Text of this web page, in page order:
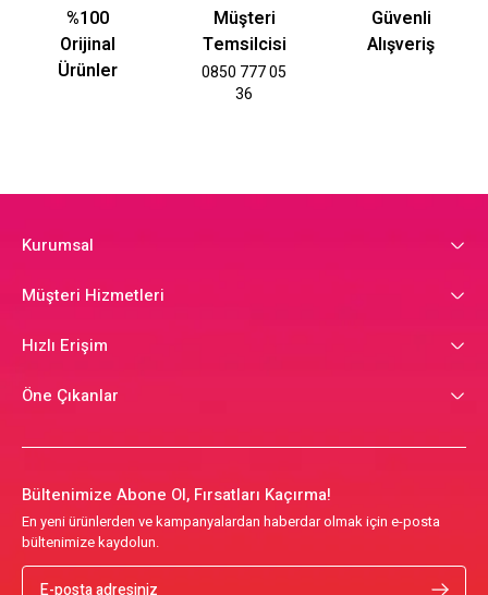
%100
Orijinal
Ürünler
Müşteri
Temsilcisi
0850 777 05
36
Güvenli
Alışveriş
Kurumsal
Müşteri Hizmetleri
Hızlı Erişim
Öne Çıkanlar
Bültenimize Abone Ol, Fırsatları Kaçırma!
En yeni ürünlerden ve kampanyalardan haberdar olmak için e-posta
bültenimize kaydolun.